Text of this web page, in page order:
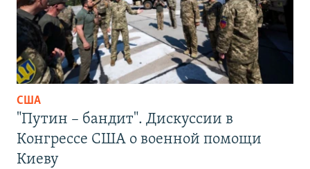
США
"Путин – бандит". Дискуссии в
Конгрессе США о военной помощи
Киеву